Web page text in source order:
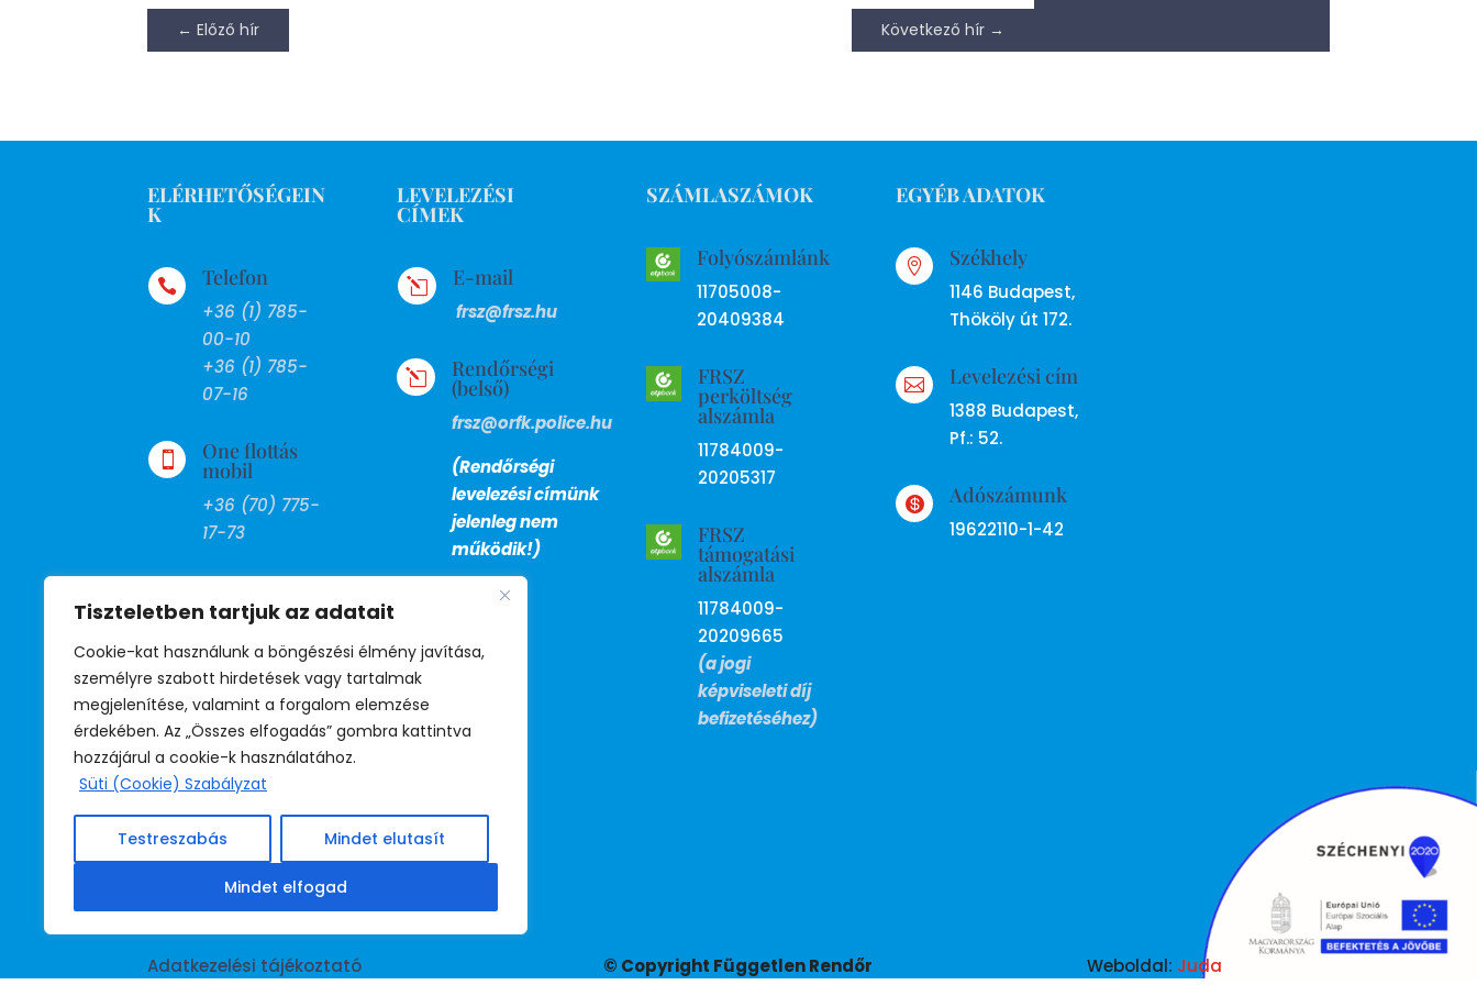
Tiszteletben tartjuk az adatait
Cookie-kat használunk a böngészési élmény javítása,
személyre szabott hirdetések vagy tartalmak
megjelenítése, valamint a forgalom elemzése
érdekében. Az „Összes elfogadás” gombra kattintva
hozzájárul a cookie-k használatához.
Süti (Cookie) Szabályzat
Testreszabás Mindet elutasít
Mindet elfogad
←Előző hír Következő hír→
ELÉRHETŐSÉGEIN
K
 Telefon
+36 (1) 785-
00-10
+36 (1) 785-
07-16
 One flottás
mobil
+36 (70) 775-
17-73
+36 (1) 799-
27-13
 BM telefon
39-530
(titkárság)
39-531
(jogsegély)
39-532
(irodavezető)
LEVELEZÉSI
CÍMEK
l E-mail
frsz@frsz.hu
l Rendőrségi
(belső)
frsz@orfk.police.hu
(Rendőrségi
levelezési címünk
jelenleg nem
működik!)
SZÁMLASZÁMOK
Folyószámlánk
11705008-
20409384
FRSZ
perköltség
alszámla
11784009-
20205317
FRSZ
támogatási
alszámla
11784009-
20209665
(a jogi
képviseleti díj
befizetéséhez)
EGYÉB ADATOK
 Székhely
1146 Budapest,
Thököly út 172.
 Levelezési cím
1388 Budapest,
Pf.: 52.
 Adószámunk
19622110-1-42
Adatkezelési tájékoztató
© Copyright Független Rendőr
Weboldal: Juda